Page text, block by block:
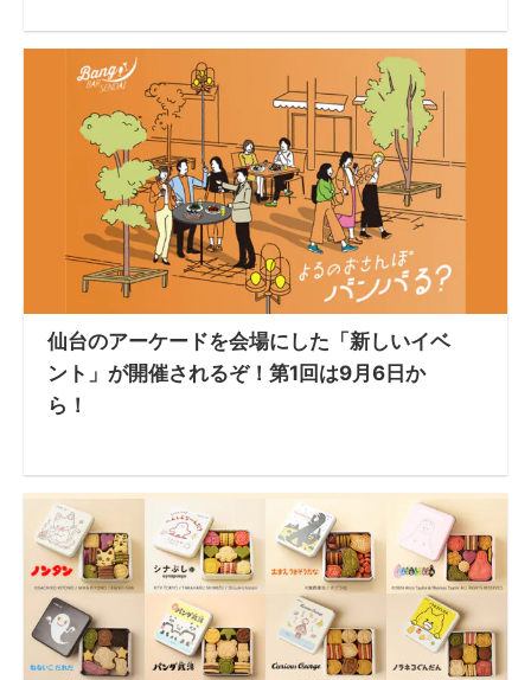
仙台のアーケードを会場にした「新しいイベ
ント」が開催されるぞ！第1回は9月6日か
ら！